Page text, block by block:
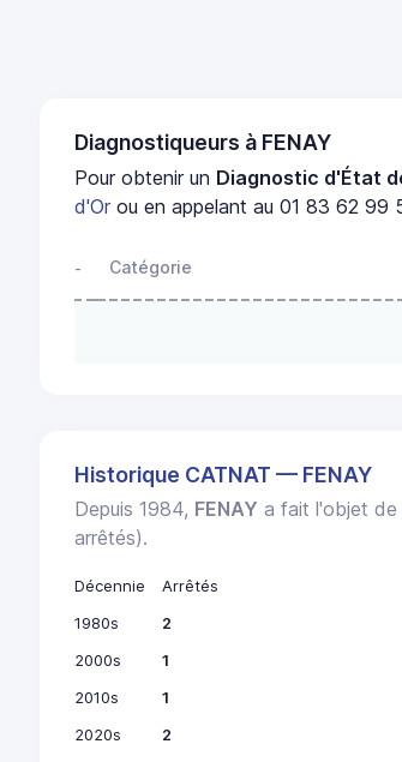
Diagnostiqueurs à FENAY
Pour obtenir un Diagnostic d'État
d'Or ou en appelant au 01 83 62 99
- Catégorie
Historique CATNAT — FENAY
Depuis 1984, FENAY a fait l'objet de
arrêtés).
Décennie
Arrêtés
1980s
2
2000s
1
2010s
1
2020s
2